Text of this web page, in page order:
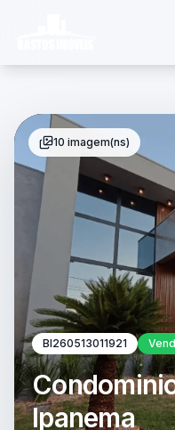
BI260513011921
Ipanema
10 imagem(ns)